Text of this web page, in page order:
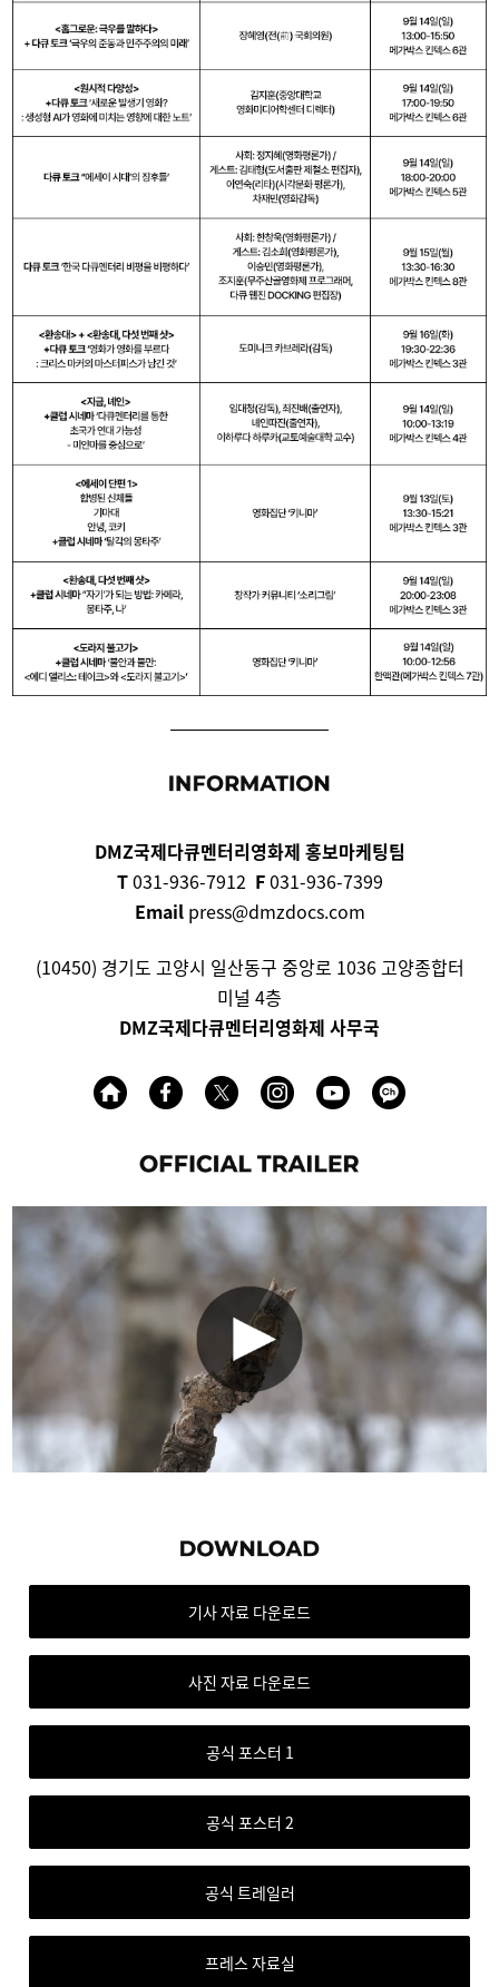
DMZ국제다큐멘터리영화제 홍보마케팅팀
T031-936-7912 F031-936-7399
Emailpress@dmzdocs.com
(10450) 경기도 고양시 일산동구 중앙로 1036 고양종합터
미널 4층
DMZ국제다큐멘터리영화제 사무국
기사 자료 다운로드
사진 자료 다운로드
공식 포스터 1
공식 포스터 2
공식 트레일러
프레스 자료실